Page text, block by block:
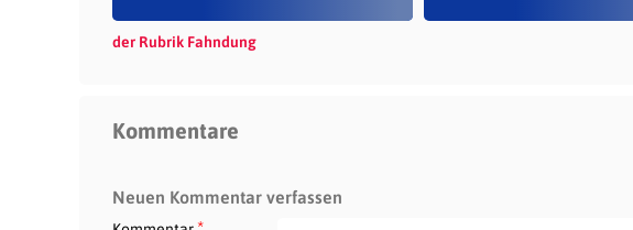
der Rubrik Fahndung
Kommentare
Neuen Kommentar verfassen